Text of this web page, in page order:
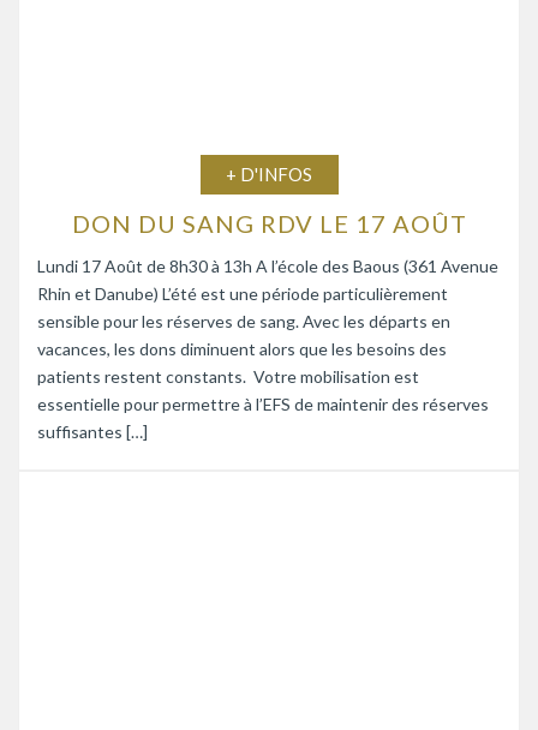
+ D'INFOS
DON DU SANG RDV LE 17 AOÛT
Lundi 17 Août de 8h30 à 13h A l’école des Baous (361 Avenue
Rhin et Danube) L’été est une période particulièrement
sensible pour les réserves de sang. Avec les départs en
vacances, les dons diminuent alors que les besoins des
patients restent constants. Votre mobilisation est
essentielle pour permettre à l’EFS de maintenir des réserves
suffisantes […]